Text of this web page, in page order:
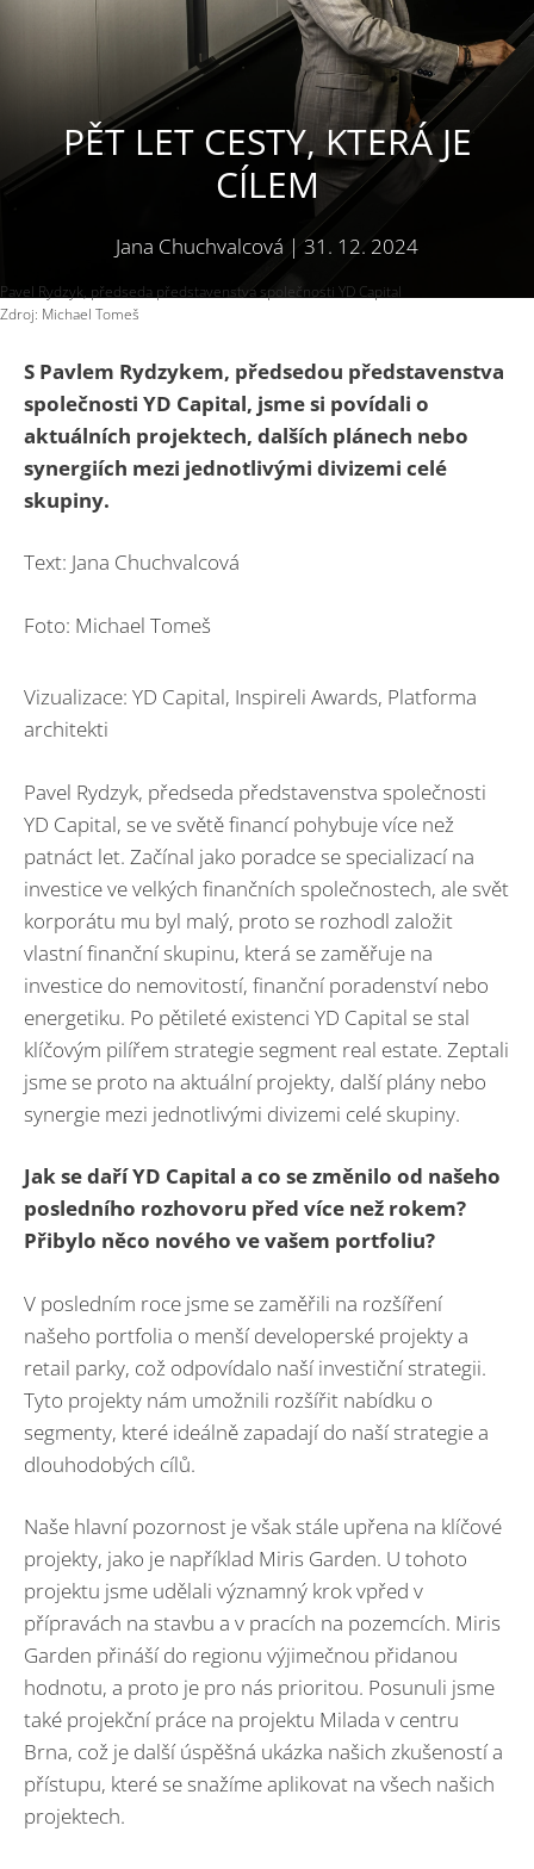
PĚT LET CESTY, KTERÁ JE
CÍLEM
Jana Chuchvalcová | 31. 12. 2024
Pavel Rydzyk, předseda představenstva společnosti YD Capital
Zdroj: Michael Tomeš
S Pavlem Rydzykem, předsedou představenstva
společnosti YD Capital, jsme si povídali o
aktuálních projektech, dalších plánech nebo
synergiích mezi jednotlivými divizemi celé
skupiny.
Text: Jana Chuchvalcová
Foto: Michael Tomeš
Vizualizace: YD Capital, Inspireli Awards, Platforma
architekti
Pavel Rydzyk, předseda představenstva společnosti
YD Capital, se ve světě financí pohybuje více než
patnáct let. Začínal jako poradce se specializací na
investice ve velkých finančních společnostech, ale svět
korporátu mu byl malý, proto se rozhodl založit
vlastní finanční skupinu, která se zaměřuje na
investice do nemovitostí, finanční poradenství nebo
energetiku. Po pětileté existenci YD Capital se stal
klíčovým pilířem strategie segment real estate. Zeptali
jsme se proto na aktuální projekty, další plány nebo
synergie mezi jednotlivými divizemi celé skupiny.
Jak se daří YD Capital a co se změnilo od našeho
posledního rozhovoru před více než rokem?
Přibylo něco nového ve vašem portfoliu?
V posledním roce jsme se zaměřili na rozšíření
našeho portfolia o menší developerské projekty a
retail parky, což odpovídalo naší investiční strategii.
Tyto projekty nám umožnili rozšířit nabídku o
segmenty, které ideálně zapadají do naší strategie a
dlouhodobých cílů.
Naše hlavní pozornost je však stále upřena na klíčové
projekty, jako je například Miris Garden. U tohoto
projektu jsme udělali významný krok vpřed v
přípravách na stavbu a v pracích na pozemcích. Miris
Garden přináší do regionu výjimečnou přidanou
hodnotu, a proto je pro nás prioritou. Posunuli jsme
také projekční práce na projektu Milada v centru
Brna, což je další úspěšná ukázka našich zkušeností a
přístupu, které se snažíme aplikovat na všech našich
projektech.